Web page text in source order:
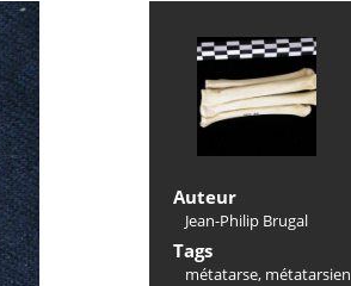
Auteur
Jean-Philip Brugal
Tags
métatarse, métatarsien